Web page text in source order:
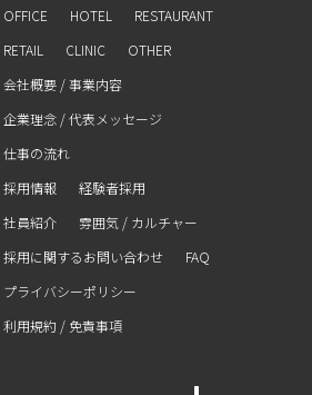
OFFICE HOTEL
RESTAURANT
RETAIL
CLINIC
OTHER
会社概要 / 事業内容
企業理念 / 代表メッセージ
仕事の流れ
採用情報
経験者採⽤
社員紹介
雰囲気 / カルチャー
採⽤に関するお問い合わせ
FAQ
プライバシーポリシー
利⽤規約 / 免責事項